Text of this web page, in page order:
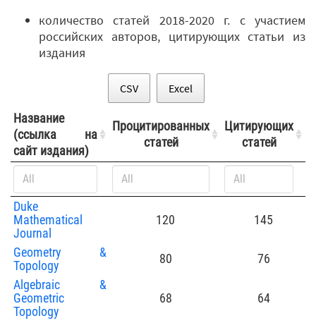
количество статей 2018-2020 г. с участием
российских авторов, цитирующих статьи из
издания
CSV Excel
Название
(ссылка на
сайт издания)
Процитированных
статей
Цитирующих
статей
Duke
Mathematical
Journal
120 145
Geometry &
Topology
80
76
Algebraic &
Geometric
Topology
68 64